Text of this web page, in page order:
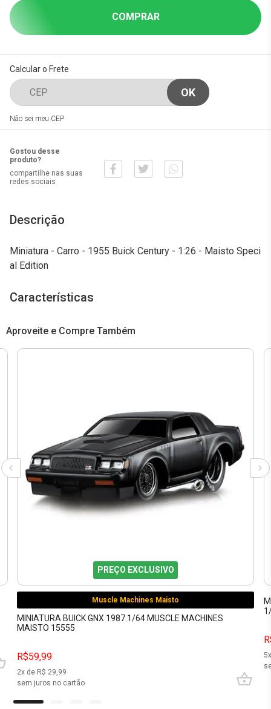
COMPRAR
Calcular o Frete
Não sei meu CEP
Gostou desse
produto?
compartilhe nas suas
redes sociais
Descrição
Miniatura - Carro - 1955 Buick Century - 1:26 - Maisto Speci
al Edition
Características
Aproveite e Compre Também
PREÇO EXCLUSIVO
Muscle Machines Maisto
MINIATURA BUICK GNX 1987 1/64 MUSCLE MACHINES
MAISTO 15555
R$59,99
2x de R$ 29,99
sem juros no cartão
5